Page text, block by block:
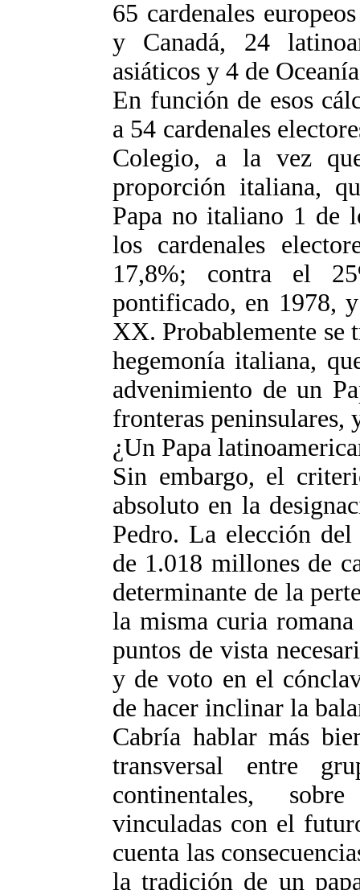
65 cardenales
y Canadá, 24
asiáticos y 4 de
En función de esos
a 54 cardenales
Colegio, a la vez
proporción italiana,
Papa no italiano 1 de
los cardenales
17,8%; contra el
pontificado, en 1978,
XX. Probablemente se
hegemonía italiana,
advenimiento de un
fronteras peninsulares,
¿Un Papa
Sin embargo, el
absoluto en la
Pedro. La elección
de 1.018 millones de
determinante de la
la misma curia
puntos de vista
y de voto en el
de hacer inclinar la
Cabría hablar más
transversal entre
continentales,
vinculadas con el
cuenta las
la tradición de un